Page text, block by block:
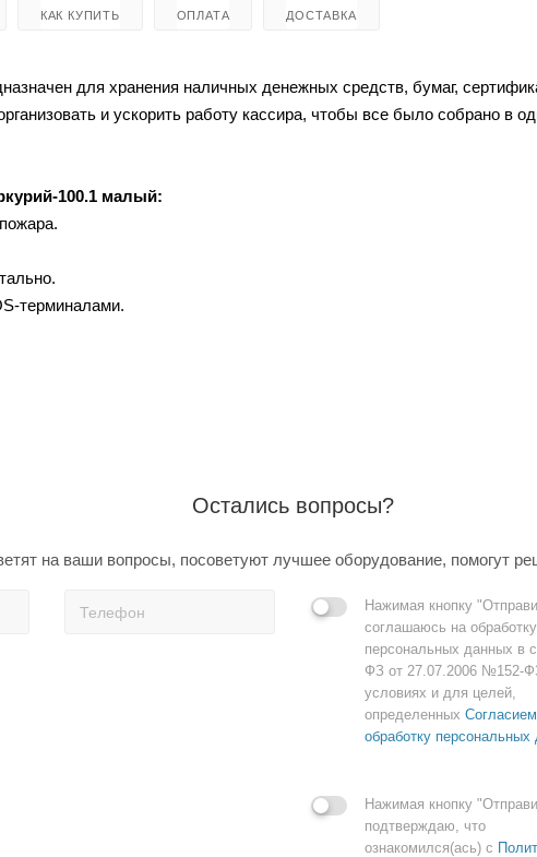
КАК КУПИТЬ ОПЛАТА ДОСТАВКА
для хранения наличных денежных средств, бумаг,
и ускорить работу кассира, чтобы все было собрано в
100.1 малый:
терминалами.
Остались вопросы?
на ваши вопросы, посоветуют лучшее оборудование, помогут
Нажимая кнопку
соглашаюсь на
персональных данных в
ФЗ от 27.07.2006 №152-
условиях и для целей,
определенных
обработку персональных
Нажимая кнопку
подтверждаю, что
ознакомился(ась) с